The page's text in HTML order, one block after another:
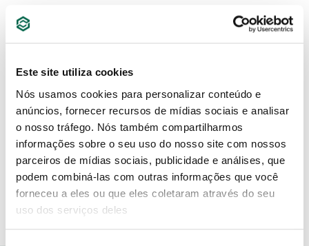
Este site utiliza cookies
Nós usamos cookies para personalizar conteúdo e
anúncios, fornecer recursos de mídias sociais e analisar
o nosso tráfego. Nós também compartilharmos
informações sobre o seu uso do nosso site com nossos
parceiros de mídias sociais, publicidade e análises, que
podem combiná-las com outras informações que você
forneceu a eles ou que eles coletaram através do seu
uso dos serviços deles
RECURSOS ADICIONAIS
SAT_AbrasiveDiscs_PT
DOWNLOAD